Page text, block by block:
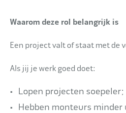
Waarom deze rol belangrijk is
Een project valt of staat met de
Als jij je werk goed doet:
Lopen projecten soepeler;
Hebben monteurs minder